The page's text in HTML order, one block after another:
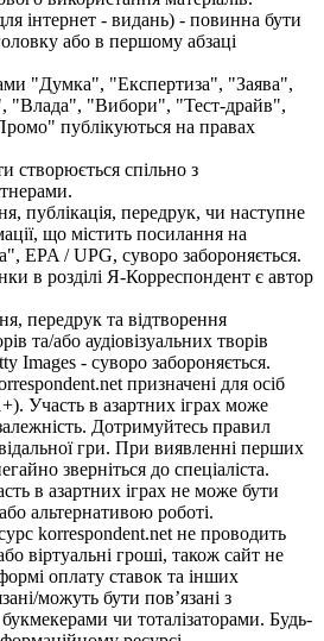
інтернет - видань) - повинна бути
або в першому абзаці
"Думка", "Експертиза", "Заява",
"Влада", "Вибори", "Тест-драйв",
публікуються на правах
створюється спільно з
публікація, передрук, чи наступне
що містить посилання на
EPA / UPG, суворо забороняється.
в розділі Я-Корреспондент є автор
передрук та відтворення
та/або аудіовізуальних творів
Images - суворо забороняється.
призначені для осіб
Участь в азартних іграх може
Дотримуйтесь правил
гри. При виявленні перших
зверніться до спеціаліста.
в азартних іграх не може бути
альтернативою роботі.
korrespondent.net не проводить
віртуальні гроші, також сайт не
оплату ставок та інших
можуть бути пов’язані з
чи тоталізаторами. Будь-